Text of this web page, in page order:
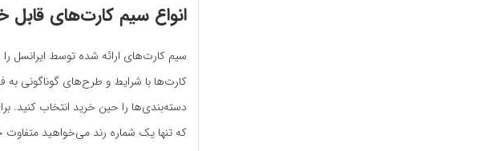
انواع سیم کارت‌های قابل
سیم کارت‌های ارائه شده توسط ایرانسل
کارت‌ها با شرایط و طرح‌های گوناگونی به
دسته‌بندی‌ها را حین خرید انتخاب کنید.
که تنها یک شماره رند می‌خواهید